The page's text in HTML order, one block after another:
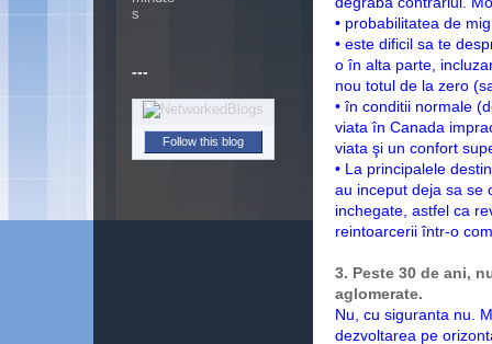
• probabilitatea de
• este dificil sa te
o în alta parte,
nou totul de la zero
• în conditii normale
viata în Canada
viata şi un confort
• La principalele
au inceput deja sa se
inchegate, astfel ca
reintoarcerii într-o
3. Peste 30 de ani,
aglomerate.
Nu, cu siguranta nu.
dezvoltarea pe
---
Follow this blog